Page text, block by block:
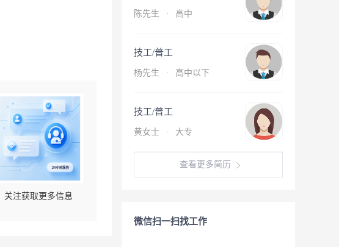
关注获取更多信息
陈先生 · 高中
技工/普工
杨先生 · 高中以下
技工/普工
黄女士 · 大专
查看更多简历
微信扫一扫找工作